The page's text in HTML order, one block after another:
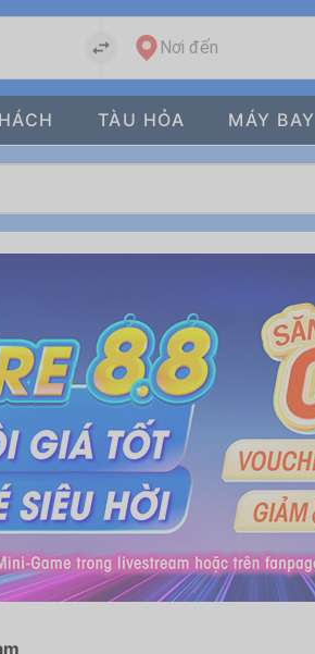
Nơi đến
TÀU HỎA MÁY BAY